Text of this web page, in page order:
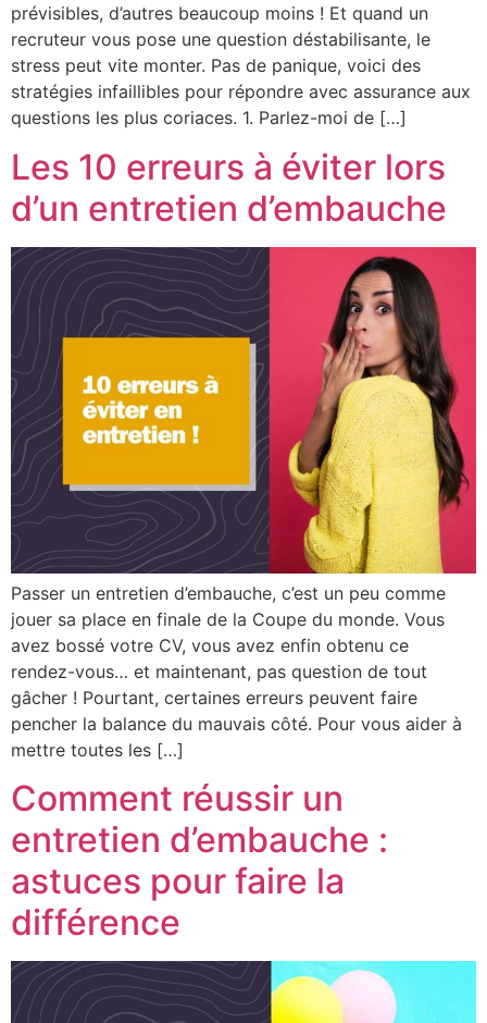
prévisibles, d’autres beaucoup moins ! Et quand un
recruteur vous pose une question déstabilisante, le
stress peut vite monter. Pas de panique, voici des
stratégies infaillibles pour répondre avec assurance aux
questions les plus coriaces. 1. Parlez-moi de […]
Les 10 erreurs à éviter lors
d’un entretien d’embauche
Passer un entretien d’embauche, c’est un peu comme
jouer sa place en finale de la Coupe du monde. Vous
avez bossé votre CV, vous avez enfin obtenu ce
rendez-vous… et maintenant, pas question de tout
gâcher ! Pourtant, certaines erreurs peuvent faire
pencher la balance du mauvais côté. Pour vous aider à
mettre toutes les […]
Comment réussir un
entretien d’embauche :
astuces pour faire la
différence